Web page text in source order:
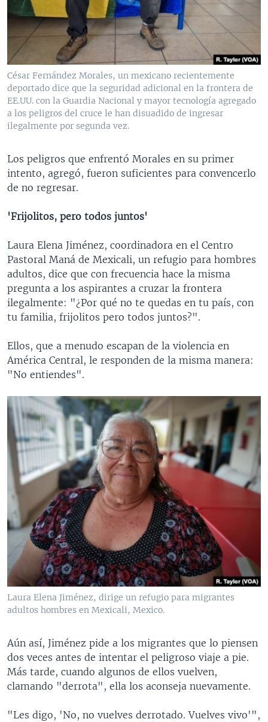
César Fernández Morales, un mexicano recientemente
deportado dice que la seguridad adicional en la frontera de
EE.UU. con la Guardia Nacional y mayor tecnología agregado
a los peligros del cruce le han disuadido de ingresar
ilegalmente por segunda vez.
Los peligros que enfrentó Morales en su primer
intento, agregó, fueron suficientes para convencerlo
de no regresar.
'Frijolitos, pero todos juntos'
Laura Elena Jiménez, coordinadora en el Centro
Pastoral Maná de Mexicali, un refugio para hombres
adultos, dice que con frecuencia hace la misma
pregunta a los aspirantes a cruzar la frontera
ilegalmente: "¿Por qué no te quedas en tu país, con
tu familia, frijolitos pero todos juntos?".
Ellos, que a menudo escapan de la violencia en
América Central, le responden de la misma manera:
"No entiendes".
Laura Elena Jiménez, dirige un refugio para migrantes
adultos hombres en Mexicali, Mexico.
Aún así, Jiménez pide a los migrantes que lo piensen
dos veces antes de intentar el peligroso viaje a pie.
Más tarde, cuando algunos de ellos vuelven,
clamando "derrota", ella los aconseja nuevamente.
"Les digo, 'No, no vuelves derrotado. Vuelves vivo'",